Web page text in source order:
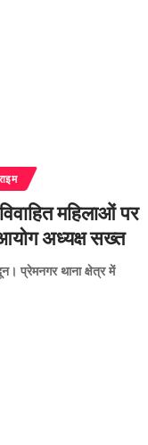
महिलाओं पर
आयोग अध्यक्ष सख्त
प्रेमनगर थाना क्षेत्र में